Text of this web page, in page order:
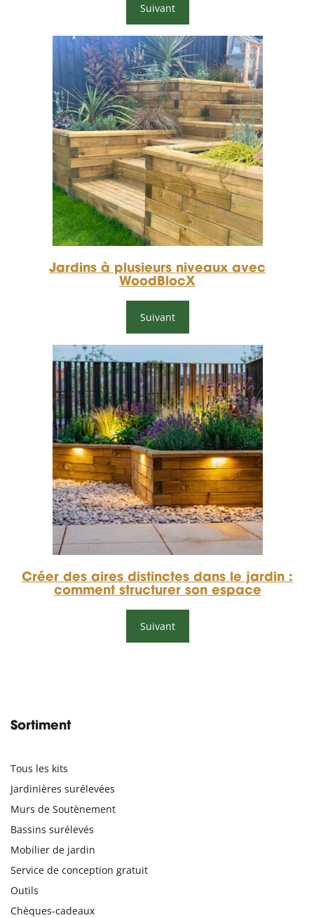
Suivant
Jardins à plusieurs niveaux avec
WoodBlocX
Suivant
Créer des aires distinctes dans le jardin :
comment structurer son espace
Suivant
Sortiment
Tous les kits
Jardinières surélevées
Murs de Soutènement
Bassins surélevés
Mobilier de jardin
Service de conception gratuit
Outils
Chèques-cadeaux